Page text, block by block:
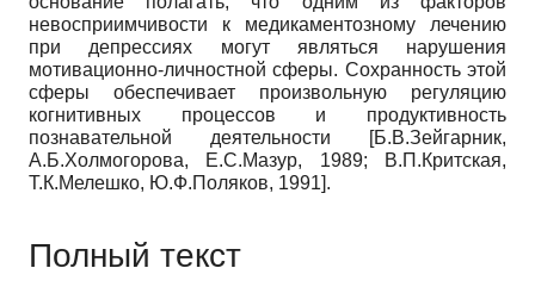
невосприимчивости к медикаментозному лечению
при депрессиях могут являться нарушения
мотивационно-личностной сферы. Сохранность этой
сферы обеспечивает произвольную регуляцию
когнитивных процессов и продуктивность
познавательной деятельности [Б.В.Зейгарник,
А.Б.Холмогорова, Е.С.Мазур, 1989; В.П.Критская,
Т.К.Мелешко, Ю.Ф.Поляков, 1991].
Полный текст